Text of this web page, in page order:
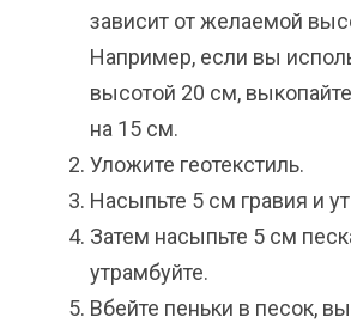
зависит от желаемой
Например, если вы
высотой 20 см,
на 15 см.
Уложите геотекстиль.
Насыпьте 5 см гравия и
Затем насыпьте 5 см
утрамбуйте.
Вбейте пеньки в песок,